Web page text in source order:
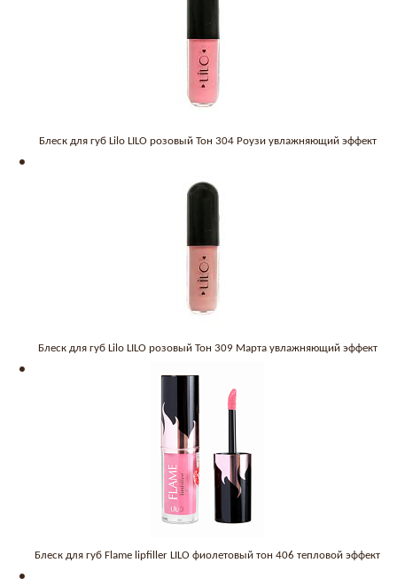
Блеск для губ Lilo LILO розовый Тон 304 Роузи увлажняющий эффект
Блеск для губ Lilo LILO розовый Тон 309 Марта увлажняющий эффект
Блеск для губ Flame lipfiller LILO фиолетовый тон 406 тепловой эффект